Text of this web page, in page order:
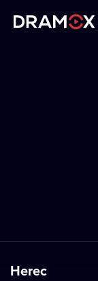
Herec